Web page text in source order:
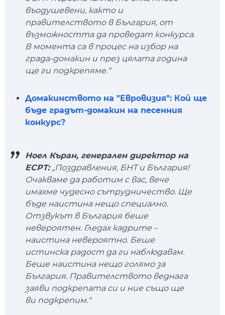
въодушевени, както и
правителството в България, от
възможността да проведат конкурса.
В момента са в процес на избор на
града-домакин и през цялата година
ще ги подкрепяме.“
Домакинството на "Евровизия": Кой ще
бъде градът-домакин на песенния
конкурс?
Ноел Къран, генерален директор на
ЕСРТ:„Поздравления, БНТ и България!
Очакваме да работим с вас, вече
имахме чудесно сътрудничество. Ще
бъде наистина нещо специално.
Отзвукът в България беше
невероятен. Гледах кадрите –
наистина невероятно. Беше
истинска радост да ги наблюдавам.
Беше наистина нещо голямо за
България. Правителството веднага
заяви подкрепата си и ние също ще
ви подкрепим.“